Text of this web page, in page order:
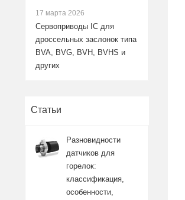
17 марта 2026
Сервоприводы IC для
дроссельных заслонок типа
BVA, BVG, BVH, BVHS и
других
Статьи
Разновидности
датчиков для
горелок:
классификация,
особенности,